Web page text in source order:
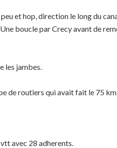
et hop, direction le long du
boucle par Crecy avant de
les jambes.
de routiers qui avait fait le 75 km
avec 28 adherents.